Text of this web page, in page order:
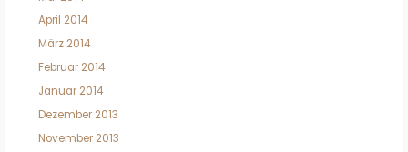
April 2014
März 2014
Februar 2014
Januar 2014
Dezember 2013
November 2013